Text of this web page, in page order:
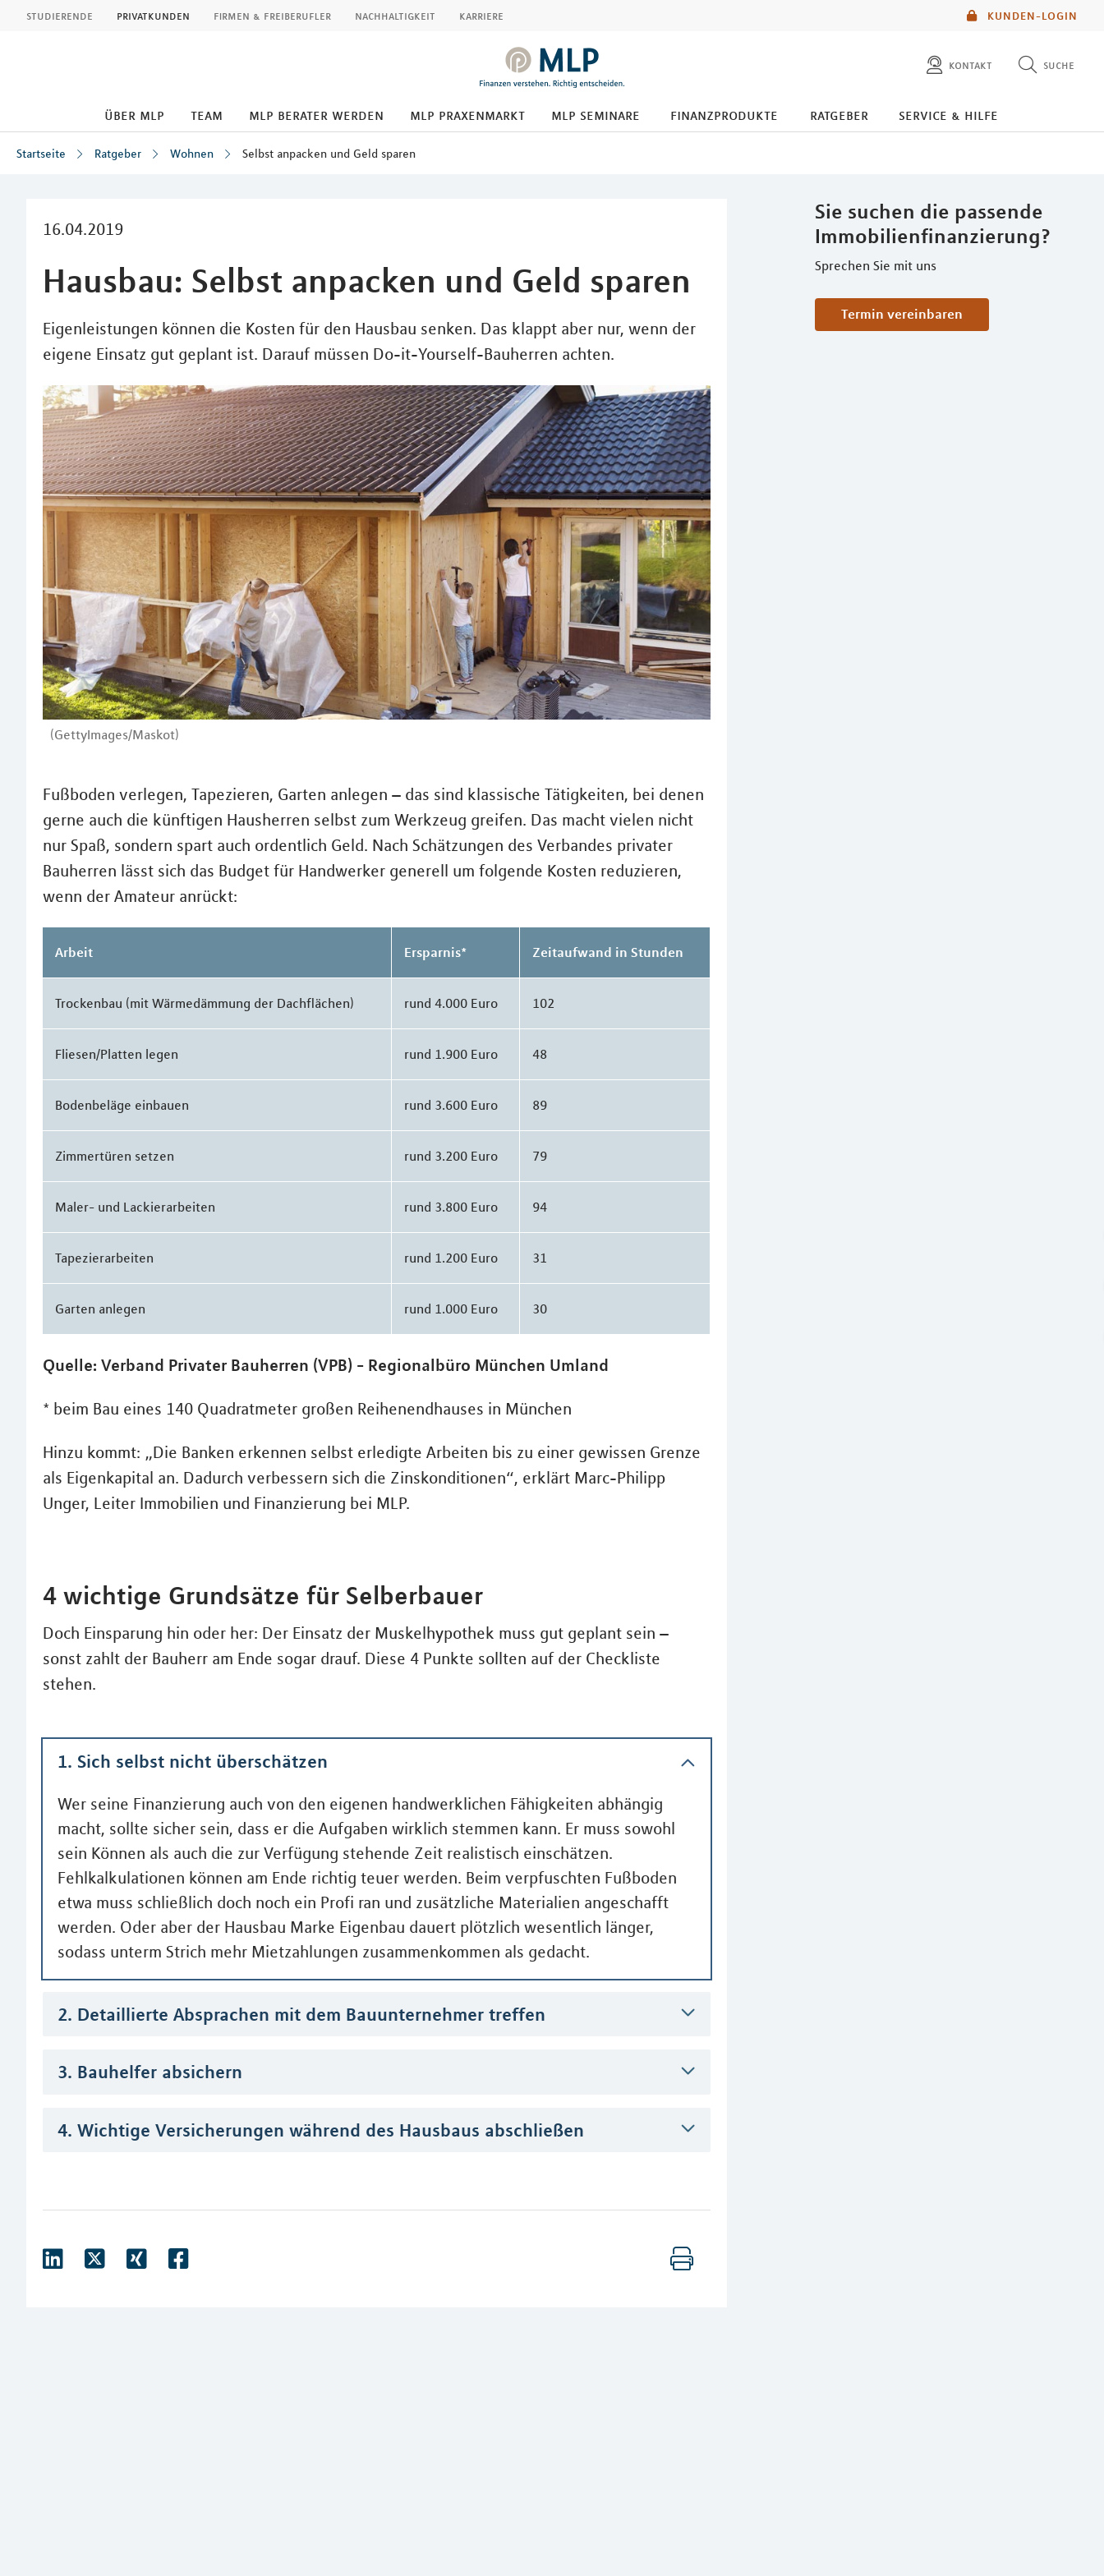
KUNDEN-LOGIN
studierende privatkunden firmen & freiberufler nachhaltigkeit karriere
kontakt suche
diese website durchsuchen
über mlp team mlp berater werden mlp praxenmarkt mlp seminare finanzprodukte ratgeber service & hilfe
Startseite Ratgeber Wohnen Selbst anpacken und Geld sparen
16.04.2019
Hausbau: Selbst anpacken und Geld sparen
Eigenleistungen können die Kosten für den Hausbau senken. Das klappt aber nur, wenn der
eigene Einsatz gut geplant ist. Darauf müssen Do-it-Yourself-Bauherren achten.
(GettyImages/Maskot)
Sie suchen die passende
Immobilienfinanzierung?
Sprechen Sie mit uns
Termin vereinbaren
Fußboden verlegen, Tapezieren, Garten anlegen – das sind klassische Tätigkeiten, bei denen
gerne auch die künftigen Hausherren selbst zum Werkzeug greifen. Das macht vielen nicht
nur Spaß, sondern spart auch ordentlich Geld. Nach Schätzungen des Verbandes privater
Bauherren lässt sich das Budget für Handwerker generell um folgende Kosten reduzieren,
wenn der Amateur anrückt:
Arbeit Ersparnis* Zeitaufwand in Stunden
Trockenbau (mit Wärmedämmung der Dachflächen) rund 4.000 Euro 102
Fliesen/Platten legen rund 1.900 Euro 48
Bodenbeläge einbauen rund 3.600 Euro 89
Zimmertüren setzen rund 3.200 Euro 79
Maler- und Lackierarbeiten rund 3.800 Euro 94
Tapezierarbeiten rund 1.200 Euro 31
Garten anlegen rund 1.000 Euro 30
Quelle: Verband Privater Bauherren (VPB) - Regionalbüro München Umland
* beim Bau eines 140 Quadratmeter großen Reihenendhauses in München
Hinzu kommt: „Die Banken erkennen selbst erledigte Arbeiten bis zu einer gewissen Grenze
als Eigenkapital an. Dadurch verbessern sich die Zinskonditionen“, erklärt Marc-Philipp
Unger, Leiter Immobilien und Finanzierung bei MLP.
4 wichtige Grundsätze für Selberbauer
Doch Einsparung hin oder her: Der Einsatz der Muskelhypothek muss gut geplant sein –
sonst zahlt der Bauherr am Ende sogar drauf. Diese 4 Punkte sollten auf der Checkliste
stehen.
1. Sich selbst nicht überschätzen
Wer seine Finanzierung auch von den eigenen handwerklichen Fähigkeiten abhängig
macht, sollte sicher sein, dass er die Aufgaben wirklich stemmen kann. Er muss sowohl
sein Können als auch die zur Verfügung stehende Zeit realistisch einschätzen.
Fehlkalkulationen können am Ende richtig teuer werden. Beim verpfuschten Fußboden
etwa muss schließlich doch noch ein Profi ran und zusätzliche Materialien angeschafft
werden. Oder aber der Hausbau Marke Eigenbau dauert plötzlich wesentlich länger,
sodass unterm Strich mehr Mietzahlungen zusammenkommen als gedacht.
2. Detaillierte Absprachen mit dem Bauunternehmer treffen
3. Bauhelfer absichern
4. Wichtige Versicherungen während des Hausbaus abschließen